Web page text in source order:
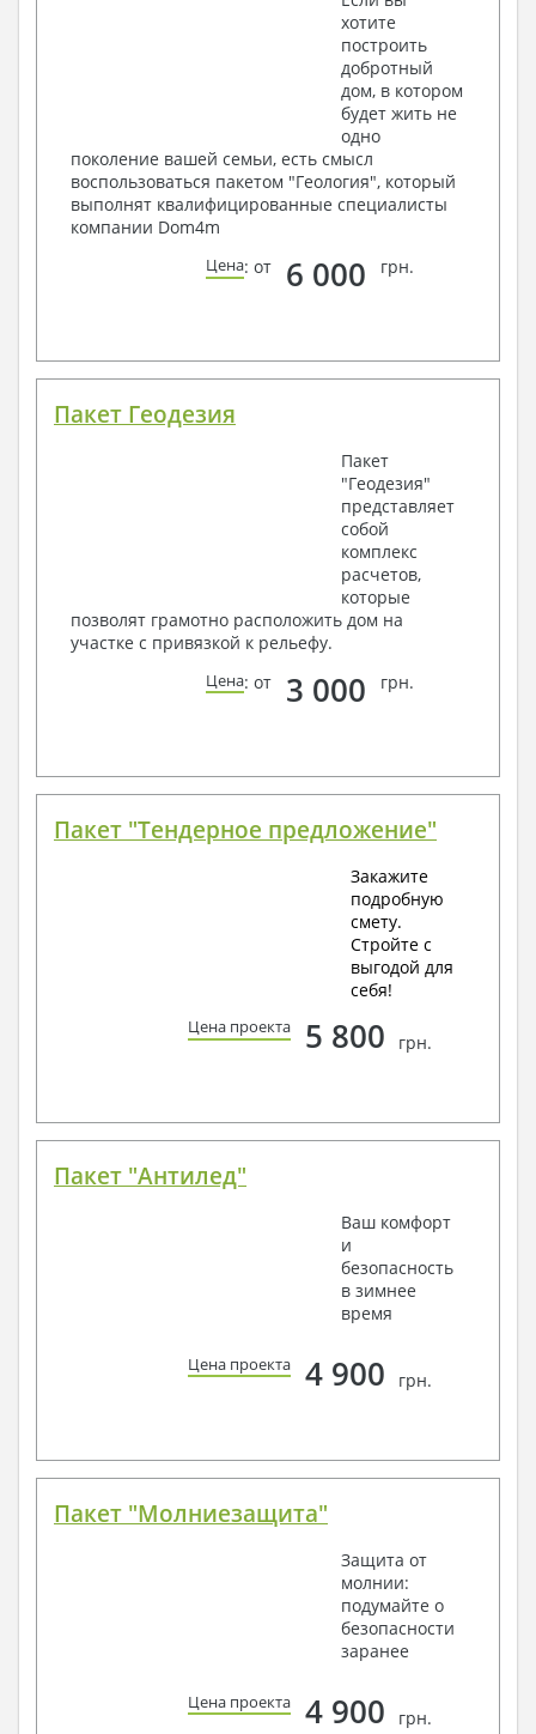
хотите
построить
добротный
дом, в котором
будет жить не
одно
поколение вашей семьи, есть смысл
воспользоваться пакетом "Геология", который
выполнят квалифицированные специалисты
компании Dom4m
Цена: от 6 000 грн.
Пакет Геодезия
Пакет
"Геодезия"
представляет
собой
комплекс
расчетов,
которые
позволят грамотно расположить дом на
участке с привязкой к рельефу.
Цена: от 3 000 грн.
Пакет "Тендерное предложение"
Закажите
подробную
смету.
Стройте с
выгодой для
себя!
Цена проекта 5 800 грн.
Пакет "Антилед"
Ваш комфорт
и
безопасность
в зимнее
время
Цена проекта 4 900 грн.
Пакет "Молниезащита"
Защита от
молнии:
подумайте о
безопасности
заранее
Цена проекта 4 900 грн.